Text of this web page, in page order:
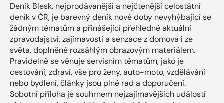
Deník Blesk, nejprodávanější a nejčtenější celostátní
deník v ČR, je barevný deník nové doby nevyhýbající se
žádným tématům a přinášející přehledné aktuální
zpravodajství, zajímavosti a senzace z domova i ze
světa, doplněné rozsáhlým obrazovým materiálem.
Pravidelně se věnuje servisním tématům, jako je
cestování, zdraví, vše pro ženy, auto-moto, vzdělávání
nebo bydlení, články jsou plné rad a doporučení.
Sobotní příloha je souhrnem nejzajímavějších událostí